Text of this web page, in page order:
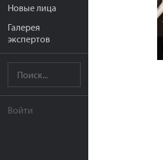
Новые лица
Галерея
экспертов
Войти